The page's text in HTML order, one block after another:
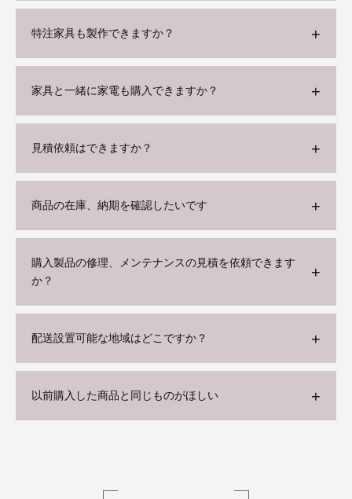
特注家具も製作できますか？
家具と一緒に家電も購入できますか？
見積依頼はできますか？
商品の在庫、納期を確認したいです
購入製品の修理、メンテナンスの見積を依頼できます
か？
配送設置可能な地域はどこですか？
以前購入した商品と同じものがほしい